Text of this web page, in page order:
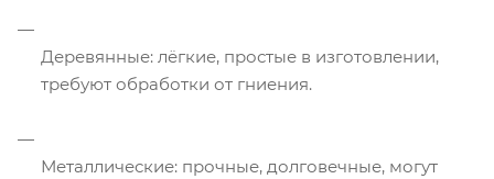
Деревянные: лёгкие, простые в изготовлении,
требуют обработки от гниения.
Металлические: прочные, долговечные, могут